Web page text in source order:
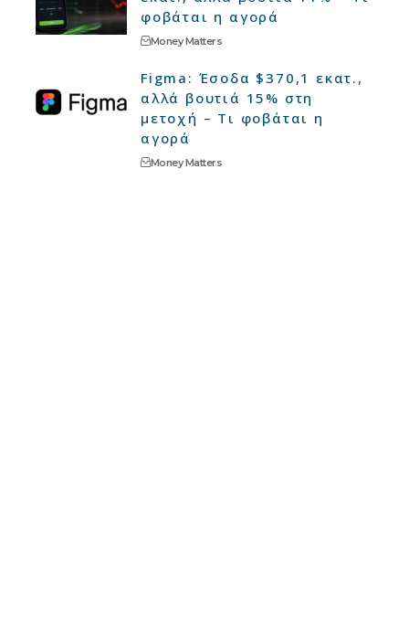
φοβάται η αγορά
Money Matters
Figma: Έσοδα $370,1 εκατ.,
αλλά βουτιά 15% στη
μετοχή – Τι φοβάται η
αγορά
Money Matters